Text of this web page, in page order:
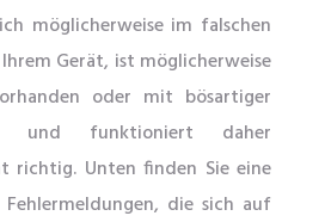
möglicherweise im falschen
Gerät, ist möglicherweise
oder mit bösartiger
und funktioniert daher
richtig. Unten finden Sie eine
die sich auf